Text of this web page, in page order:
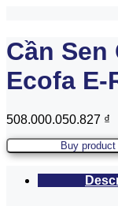
Cần Sen
Ecofa E-
508.000.050.827 ₫
Buy product